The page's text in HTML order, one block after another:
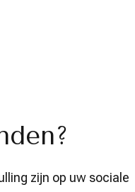
zijn op uw sociale